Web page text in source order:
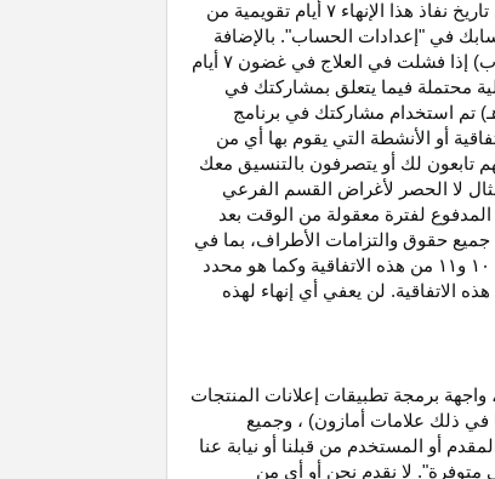
نفاذ هذا الإنهاء ۷ أيام تقويمية من
في "إعدادات الحساب". بالإضافة
(ب) إذا فشلت في العلاج في غضون ۷ أيام
محتملة فيما يتعلق بمشاركتك في
تم استخدام مشاركتك في برنامج
أو الأنشطة التي يقوم بها أي من
تابعون لك أو يتصرفون بالتنسيق معك
لا الحصر لأغراض القسم الفرعي
غير المدفوع لفترة معقولة من الوقت بعد
حقوق والتزامات الأطراف، بما في
۱۰ و۱۱ من هذه الاتفاقية وكما هو محدد
الاتفاقية. لن يعفي أي إنهاء لهذه
برمجة تطبيقات إعلانات المنتجات
في ذلك علامات أمازون) ، وجميع
أو المستخدم من قبلنا أو نيابة عنا
متوفرة". لا نقدم نحن أو أي من